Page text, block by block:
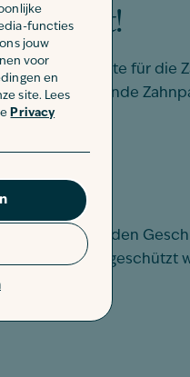
functies
jouw
voor
en
site. Lees
Privacy
nicht!
Produkte für die
Eine passende
lieben den
gut geschützt